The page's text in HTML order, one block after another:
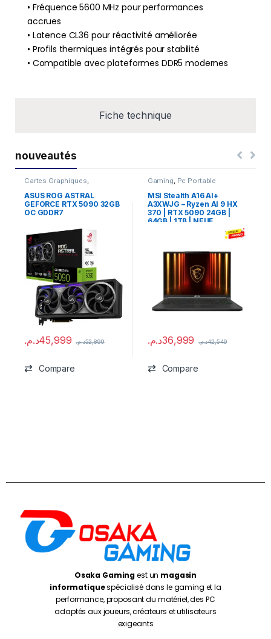
Fiche technique
• Fréquence 5600 MHz pour performances
accrues
• Latence CL36 pour réactivité améliorée
• Profils thermiques intégrés pour stabilité
• Compatible avec plateformes DDR5 modernes
nouveautés
Cartes Graphiques
Composants Gaming
ASUS ROG ASTRAL
GEFORCE RTX 5090 32GB
OC GDDR7
45,999د.م. 52,899د.م.
Compare
Gaming Pc Portable
MSI Stealth A16 AI+
A3XWJG – Ryzen AI 9 HX
370 | RTX 5090 24GB |
64GB | 1TB | NEUF
36,999د.م. 42,549د.م.
Compare
Osaka Gamingest un magasin
informatiquespécialisé dans le gaming et la
performance, proposant du matériel, des PC
adaptés aux joueurs, créateurs et utilisateurs
exigeants